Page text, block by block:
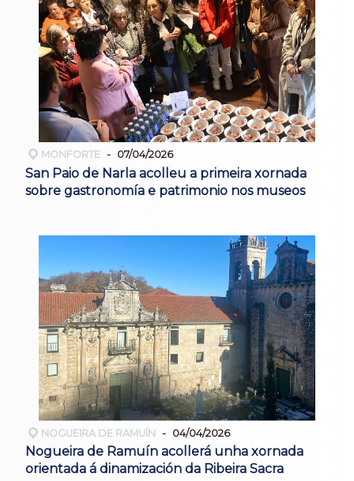
MONFORTE 07/04/2026
San Paio de Narla acolleu a primeira xornada
sobre gastronomía e patrimonio nos museos
NOGUEIRA DE RAMUÍN 04/04/2026
Nogueira de Ramuín acollerá unha xornada
orientada á dinamización da Ribeira Sacra